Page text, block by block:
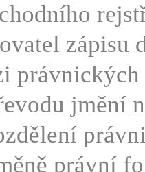
zápisu
právnických
jmění
právní